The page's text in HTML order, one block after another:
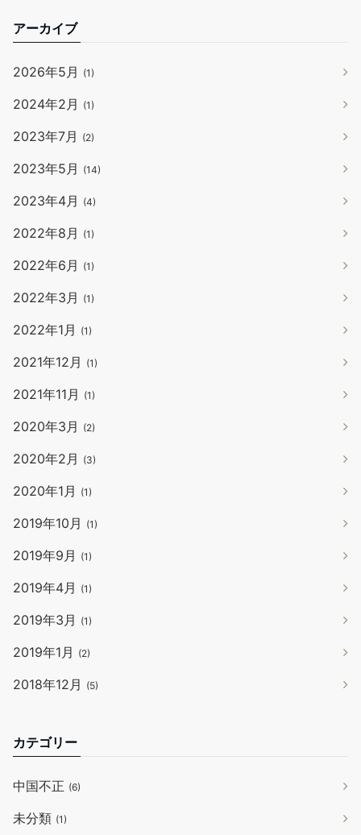
アーカイブ
2026年5月 (1)
2024年2月 (1)
2023年7月 (2)
2023年5月 (14)
2023年4月 (4)
2022年8月 (1)
2022年6月 (1)
2022年3月 (1)
2022年1月 (1)
2021年12月 (1)
2021年11月 (1)
2020年3月 (2)
2020年2月 (3)
2020年1月 (1)
2019年10月 (1)
2019年9月 (1)
2019年4月 (1)
2019年3月 (1)
2019年1月 (2)
2018年12月 (5)
カテゴリー
中国不正 (6)
未分類 (1)